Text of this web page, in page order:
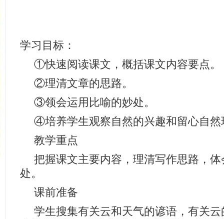
学习目标：
①快速阅读课文，概括课文内容要点。
②理清文章的思路。
③领会运用比喻的妙处。
④培养学生观察自然的兴趣和留心自然
教学重点
把握课文主要内容，理清写作思路，
处。
课前准备
学生搜集有关云和天气的谚语，有关